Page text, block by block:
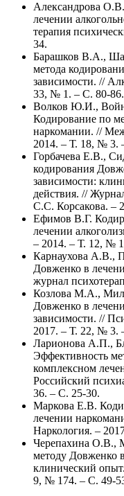
Александрова
лечении
терапия
34.
Барашков В.А.,
метода
зависимости. //
33, № 1. – С. 80-86.
Волков Ю.И.,
Кодирование по
наркомании. //
2014. – Т. 18, № 3.
Горбачева Е.В.,
кодирования
зависимости:
действия. //
С.С. Корсакова. –
Ефимов В.Г.
лечении
– 2014. – Т. 12, №
Карнаухова А.В.,
Довженко в
журнал
Козлова М.А.,
Довженко в
зависимости. //
2017. – Т. 22, № 3.
Ларионова А.П.,
Эффективность
комплексном
Российский
36. – С. 25-30.
Маркова Е.В.
лечении
Наркология. –
Черепахина О.В.,
методу Довженко
клинический
9, № 174. – С. 49-